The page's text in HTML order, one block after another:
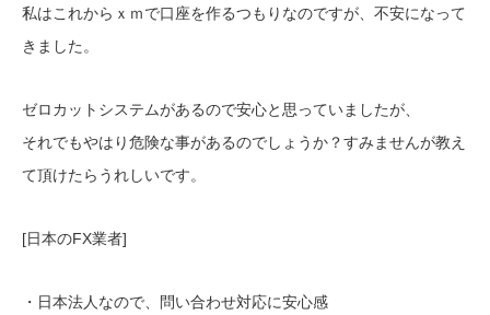
私はこれからｘｍで口座を作るつもりなのですが、不安になって
きました。
ゼロカットシステムがあるので安心と思っていましたが、
それでもやはり危険な事があるのでしょうか？すみませんが教え
て頂けたらうれしいです。
[日本のFX業者]
・日本法人なので、問い合わせ対応に安心感